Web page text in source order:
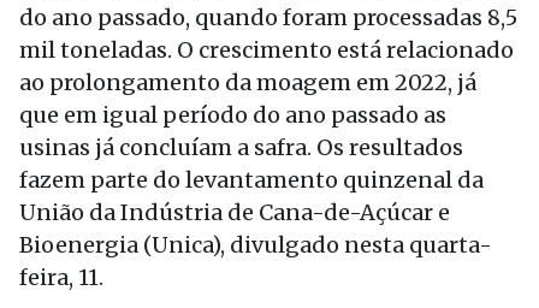
do ano passado, quando foram processadas 8,5
mil toneladas. O crescimento está relacionado
ao prolongamento da moagem em 2022, já
que em igual período do ano passado as
usinas já concluíam a safra. Os resultados
fazem parte do levantamento quinzenal da
União da Indústria de Cana-de-Açúcar e
Bioenergia (Unica), divulgado nesta quarta-
feira, 11.